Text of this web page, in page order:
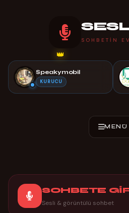
SESL
SOHBETIN
👑
Speakymobil
KURUCU
SOHBETE
Sesli & görüntülü sohbet